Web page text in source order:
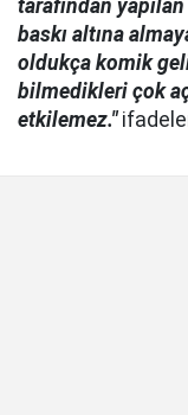
tarafından
baskı altına
oldukça komik
bilmedikleri çok
etkilemez."